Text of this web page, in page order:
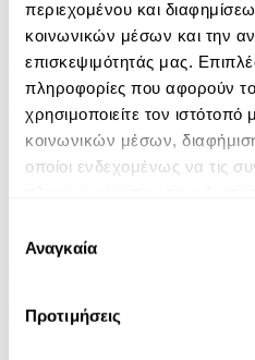
περιεχομένου και
κοινωνικών μέσων και την
επισκεψιμότητάς μας.
πληροφορίες που αφορούν
χρησιμοποιείτε τον
κοινωνικών μέσων,
οποίοι ενδεχομένως να τις
των υπηρεσιών τους.
συγκατάθεσης
Αναγκαία
Προτιμήσεις
eBook
21 Ευκαιρίες να
Theresa Cheung
8.99€